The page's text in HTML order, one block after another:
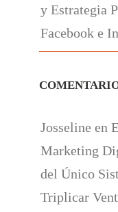
y Estrategia
Facebook e
Josseline en
Marketing
del Único
Triplicar